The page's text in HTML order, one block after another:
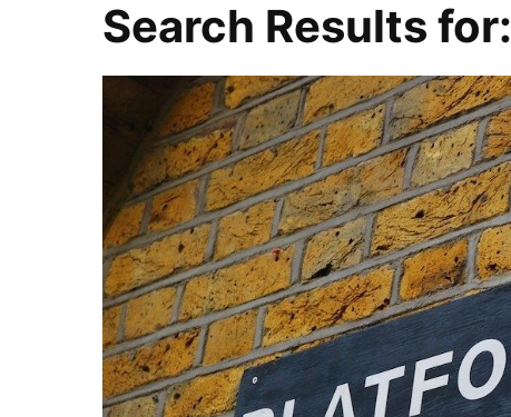
Search Results for: